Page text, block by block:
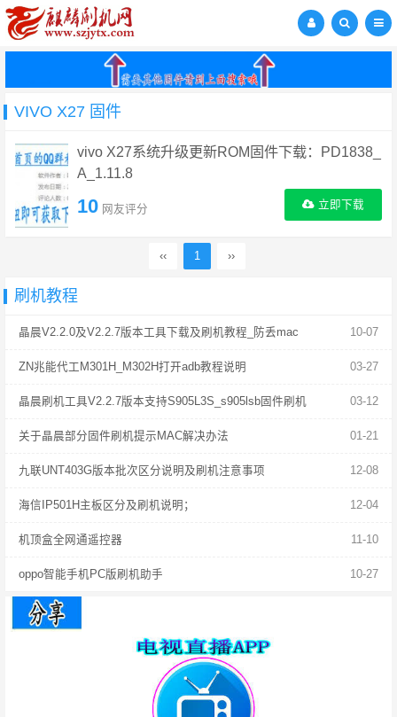
VIVO X27 固件
vivo X27系统升级更新ROM固件下载：PD1838_
A_1.11.8
10 网友评分 立即下载
‹‹ 1 ››
刷机教程
10-07
晶晨V2.2.0及V2.2.7版本工具下载及刷机教程_防丢mac
03-27
ZN兆能代工M301H_M302H打开adb教程说明
03-12
晶晨刷机工具V2.2.7版本支持S905L3S_s905lsb固件刷机
01-21
关于晶晨部分固件刷机提示MAC解决办法
12-08
九联UNT403G版本批次区分说明及刷机注意事项
12-04
海信IP501H主板区分及刷机说明；
11-10
机顶盒全网通遥控器
10-27
oppo智能手机PC版刷机助手